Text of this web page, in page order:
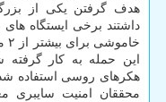
هدف گرفتن یکی از
داشتند برخی ایستگاه
این حمله به کار
هکرهای روسی استفاده
محققان امنیت سایبری